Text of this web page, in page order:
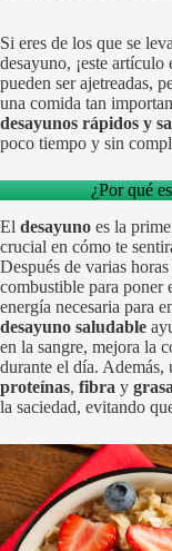
Si eres de los que se
desayuno, ¡este artículo
pueden ser ajetreadas,
una comida tan
desayunos rápidos y
poco tiempo y sin
¿Por qué
El desayuno es la
crucial en cómo te
Después de varias
combustible para poner
energía necesaria para
desayuno saludable
en la sangre, mejora la
durante el día. Además,
proteínas, fibra y
la saciedad, evitando